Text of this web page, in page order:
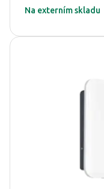
Na externím skladu